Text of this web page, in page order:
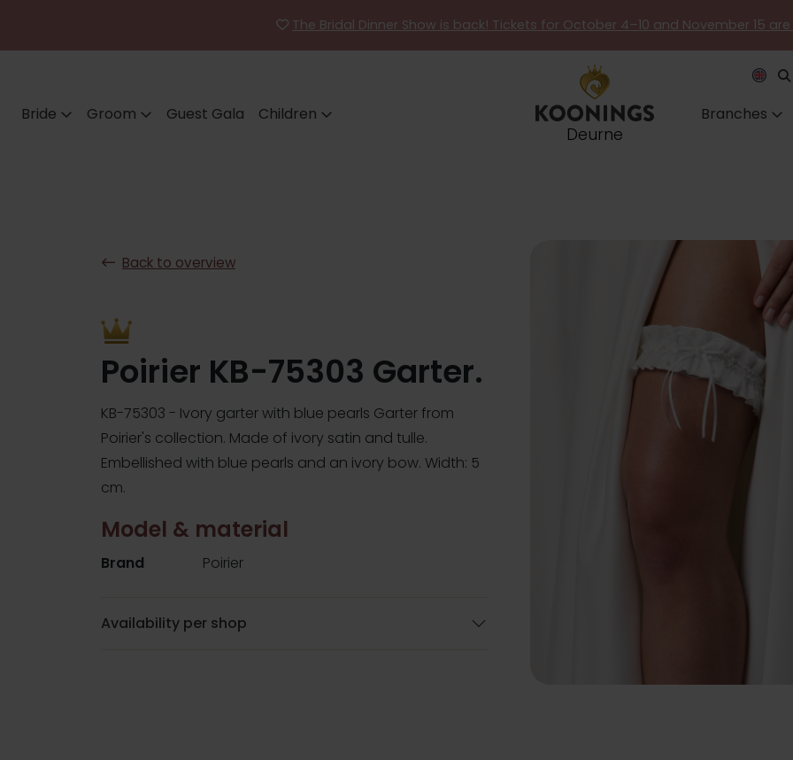
The Bridal Dinner Show is back! Tickets for October 4–10 and November 15
Bride Groom Guest Gala Children
Deurne
Branches
Back to overview
Poirier KB-75303 Garter.
KB-75303 - Ivory garter with blue pearls Garter from
Poirier's collection. Made of ivory satin and tulle.
Embellished with blue pearls and an ivory bow. Width: 5
cm.
Model & material
Brand Poirier
Availability per shop